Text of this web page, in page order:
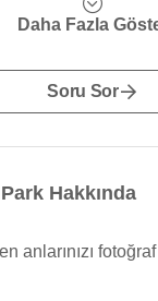
Daha Fazla
Soru Sor
Hakkında
anlarınızı